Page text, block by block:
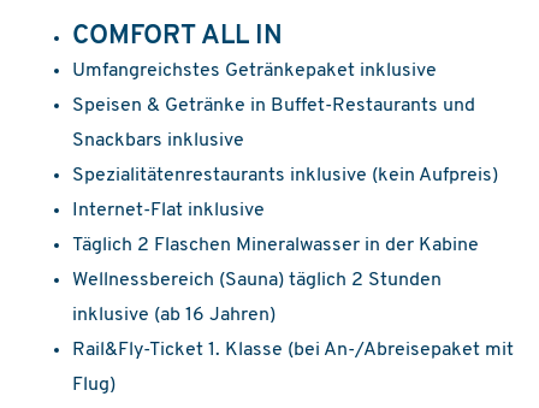
COMFORT ALL IN
Umfangreichstes Getränkepaket inklusive
Speisen & Getränke in Buffet-Restaurants und
Snackbars inklusive
Spezialitätenrestaurants inklusive (kein Aufpreis)
Internet-Flat inklusive
Täglich 2 Flaschen Mineralwasser in der Kabine
Wellnessbereich (Sauna) täglich 2 Stunden
inklusive (ab 16 Jahren)
Rail&Fly-Ticket 1. Klasse (bei An-/Abreisepaket mit
Flug)